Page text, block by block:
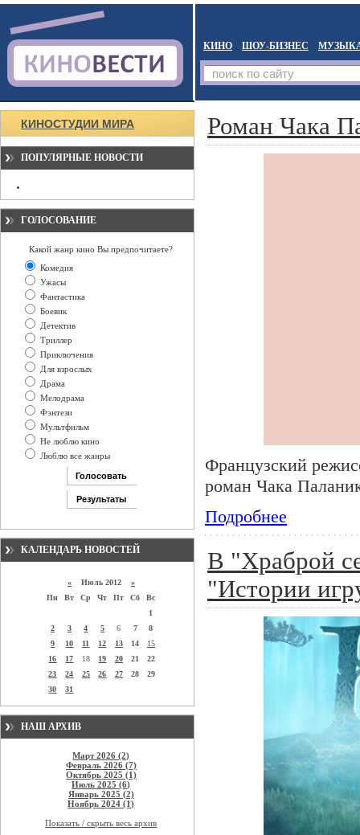
КИНО ШОУ-БИЗНЕС
КИНОСТУДИИ МИРА
ПОПУЛЯРНЫЕ НОВОСТИ
ГОЛОСОВАНИЕ
Какой жанр кино Вы предпочитаете?
Комедия
Ужасы
Фантастика
Боевик
Детектив
Триллер
Приключения
Для взрослых
Драма
Мелодрама
Фэнтези
Мультфильм
Не люблю кино
Люблю все жанры
КАЛЕНДАРЬ НОВОСТЕЙ
« Июль 2012 »
Пн
Вт Ср Чт Пт Сб
Вс
1
2
3 4 5 6 7
8
9
10 11 12 13 14
15
16
17 18 19 20 21
22
23
24 25 26 27 28
29
30
31
НАШ АРХИВ
Март 2026 (2)
Февраль 2026 (7)
Октябрь 2025 (1)
Июль 2025 (6)
Январь 2025 (2)
Ноябрь 2024 (1)
Показать / скрыть весь архив
Роман Чака
Французский
роман Чака
Подробнее
В "Храброй
"Истории